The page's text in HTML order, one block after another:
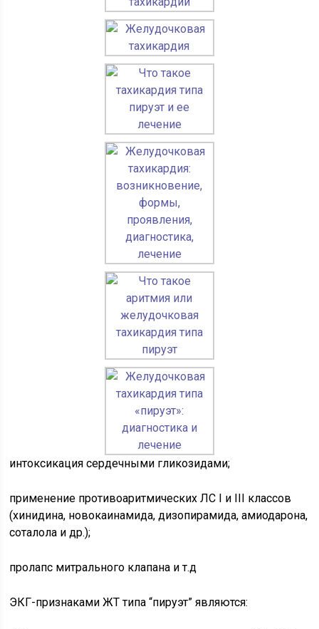
интоксикация сердечными гликозидами;
применение противоаритмических ЛС I и III классов
(хинидина, новокаинамида, дизопирамида, амиодарона,
соталола и др.);
пролапс митрального клапана и т.д
ЭКГ-признаками ЖТ типа “пируэт” являются: